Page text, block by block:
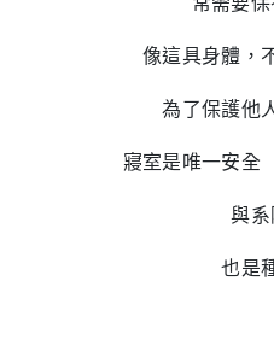
像這具身體，
為了保護他
寢室是唯一安全
與
也是